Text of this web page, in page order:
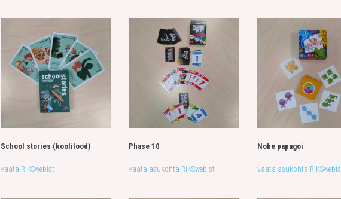
School stories (koolilood)
vaata RIKSwebist
Phase 10
vaata asukohta RIKSwebist
Nobe papagoi
vaata asukohta